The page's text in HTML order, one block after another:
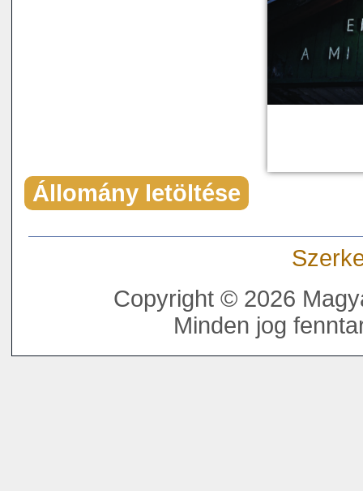
Állomány letöltése
Copyright © 2026
Minden jog